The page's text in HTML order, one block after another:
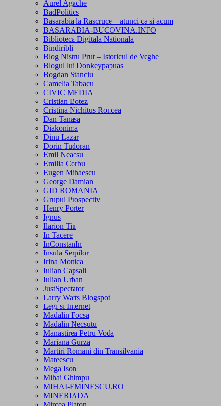
Aurel Agache
BadPolitics
Basarabia la Rascruce – atunci ca si acum
BASARABIA-BUCOVINA.INFO
Biblioteca Digitala Nationala
Bindiribli
Blog Nistru Prut – Istoricul de Veghe
Blogul lui Donkeypapuas
Bogdan Stanciu
Camelia Tabacu
CIVIC MEDIA
Cristian Botez
Cristina Nichitus Roncea
Dan Tanasa
Diakonima
Dinu Lazar
Dorin Tudoran
Emil Neacsu
Emilia Corbu
Eugen Mihaescu
George Damian
GID ROMANIA
Grupul Prospectiv
Henry Porter
Ignus
Ilarion Tiu
In Tacere
InConstanIn
Insula Serpilor
Irina Monica
Iulian Capsali
Iulian Urban
JustSpectator
Larry Watts Blogspot
Legi si Internet
Madalin Focsa
Madalin Necsutu
Manastirea Petru Voda
Mariana Gurza
Martiri Romani din Transilvania
Mateescu
Mega Ison
Mihai Ghimpu
MIHAI-EMINESCU.RO
MINERIADA